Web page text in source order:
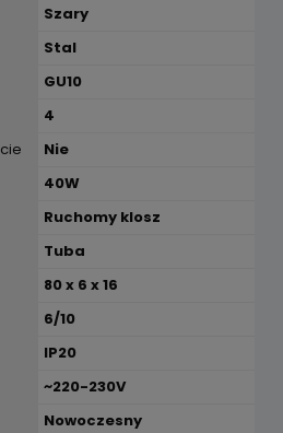
Szary
Stal
GU10
4
Nie
40W
Ruchomy klosz
Tuba
80 x 6 x 16
6/10
IP20
~220-230V
Nowoczesny